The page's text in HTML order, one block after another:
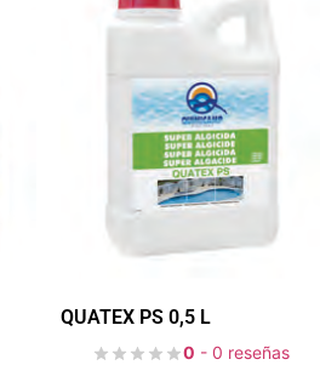
QUATEX PS 0,5 L
0 - 0 reseñas